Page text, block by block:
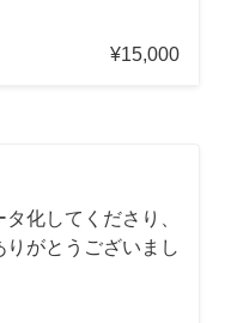
¥15,000
化してくださり、
がとうございまし